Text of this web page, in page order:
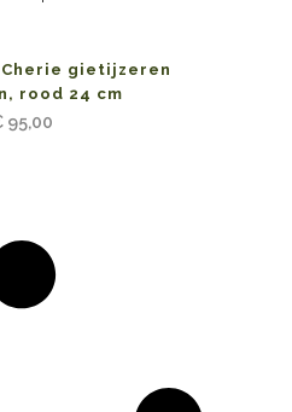
gietijzeren
rood 24 cm
95,00